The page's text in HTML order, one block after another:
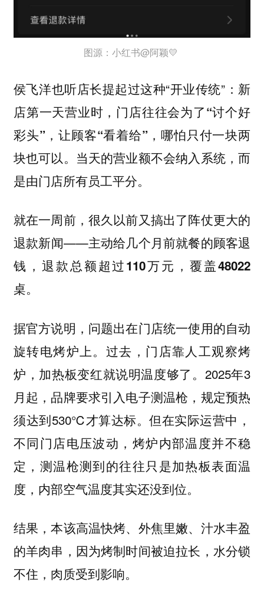
图源：小红书@阿颖💛
侯飞洋也听店长提起过这种“开业传统”： 新
店第一天营业时，门店往往会为了“讨个好
彩头”，让顾客“看着给”，哪怕只付一块两
块也可以。当天的营业额不会纳入系统，而
是由门店所有员工平分。
就在一周前，很久以前又搞出了阵仗更大的
退款新闻——主动给几个月前就餐的顾客退
钱，退款总额超过110万元，覆盖48022
桌。
据官方说明，问题出在门店统一使用的自动
旋转电烤炉上。过去，门店靠人工观察烤
炉，加热板变红就说明温度够了。2025年3
月起，品牌要求引入电子测温枪，规定预热
须达到530℃才算达标。但在实际运营中，
不同门店电压波动，烤炉内部温度并不稳
定，测温枪测到的往往只是加热板表面温
度，内部空气温度其实还没到位。
结果，本该高温快烤、外焦里嫩、汁水丰盈
的羊肉串，因为烤制时间被迫拉长，水分锁
不住，肉质受到影响。